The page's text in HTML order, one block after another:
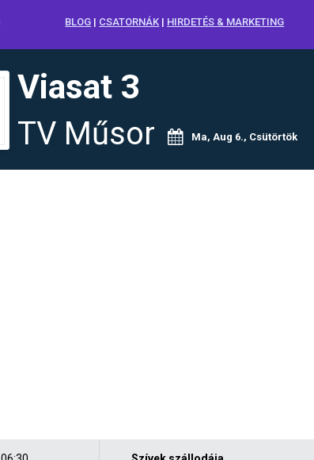
BLOG | CSATORNÁK | HIRDETÉS & MARKETING
Viasat 3
TV Műsor Ma, Aug 6., Csütörtök